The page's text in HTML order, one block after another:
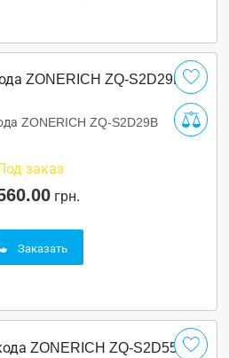
ZONERICH ZQ-S2D29B
Под заказ
грн.
Заказать